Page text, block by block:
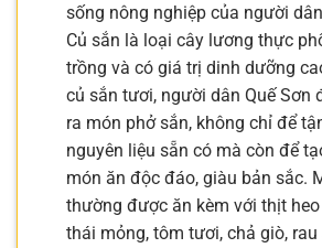
sống nông nghiệp của người
Củ sắn là loại cây lương thực
trồng và có giá trị dinh dưỡng
củ sắn tươi, người dân Quế Sơn
ra món phở sắn, không chỉ để
nguyên liệu sẵn có mà còn để
món ăn độc đáo, giàu bản sắc.
thường được ăn kèm với thịt
thái mỏng, tôm tươi, chả giò,